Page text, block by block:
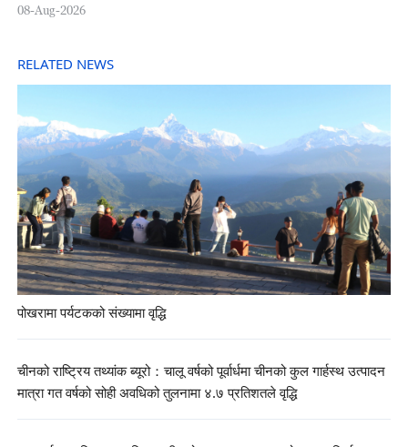
08-Aug-2026
RELATED NEWS
पोखरामा पर्यटकको संख्यामा वृद्धि
चीनको राष्ट्रिय तथ्यांक ब्यूरो：चालू वर्षको पूर्वार्धमा चीनको कुल गार्हस्थ उत्पादन
मात्रा गत वर्षको सोही अवधिको तुलनामा ४.७ प्रतिशतले वृद्धि